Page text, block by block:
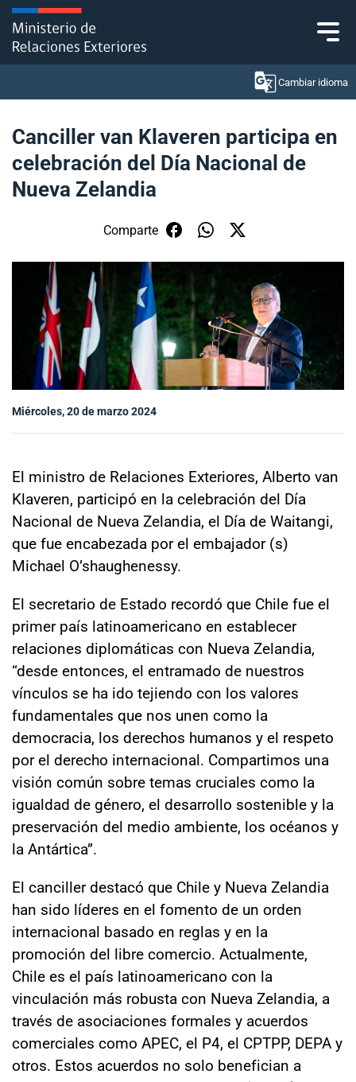
Click acá para ir directamente al contenido
Cambiar idioma
Ministerio
Política Exterior
Embajadas y consulados
Servicios ciudadanos
Subsecretaría de Relaciones Económicas
Internacionales
Sala de prensa
Canciller van Klaveren participa en
celebración del Día Nacional de
Nueva Zelandia
Comparte
Miércoles, 20 de marzo 2024
El ministro de Relaciones Exteriores, Alberto van
Klaveren, participó en la celebración del Día
Nacional de Nueva Zelandia, el Día de Waitangi,
que fue encabezada por el embajador (s)
Michael O’shaughenessy.
El secretario de Estado recordó que Chile fue el
primer país latinoamericano en establecer
relaciones diplomáticas con Nueva Zelandia,
“desde entonces, el entramado de nuestros
vínculos se ha ido tejiendo con los valores
fundamentales que nos unen como la
democracia, los derechos humanos y el respeto
por el derecho internacional. Compartimos una
visión común sobre temas cruciales como la
igualdad de género, el desarrollo sostenible y la
preservación del medio ambiente, los océanos y
la Antártica”.
El canciller destacó que Chile y Nueva Zelandia
han sido líderes en el fomento de un orden
internacional basado en reglas y en la
promoción del libre comercio. Actualmente,
Chile es el país latinoamericano con la
vinculación más robusta con Nueva Zelandia, a
través de asociaciones formales y acuerdos
comerciales como APEC, el P4, el CPTPP, DEPA y
otros. Estos acuerdos no solo benefician a